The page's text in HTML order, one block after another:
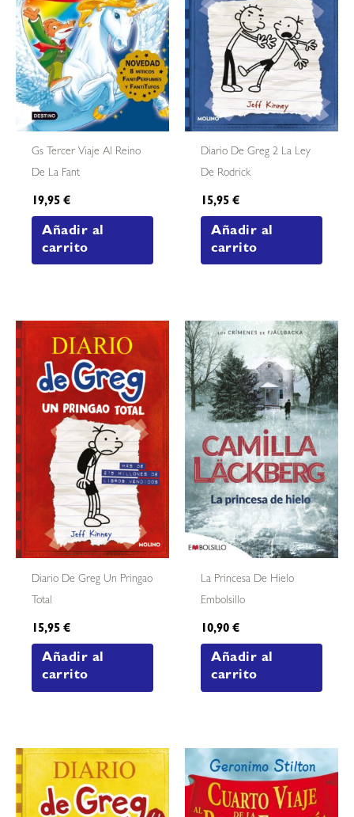
Gs Tercer Viaje Al Reino
De La Fant
19,95€
Añadir al
carrito
Diario De Greg 2 La Ley
De Rodrick
15,95€
Añadir al
carrito
Diario De Greg Un Pringao
Total
15,95€
Añadir al
carrito
La Princesa De Hielo
Embolsillo
10,90€
Añadir al
carrito